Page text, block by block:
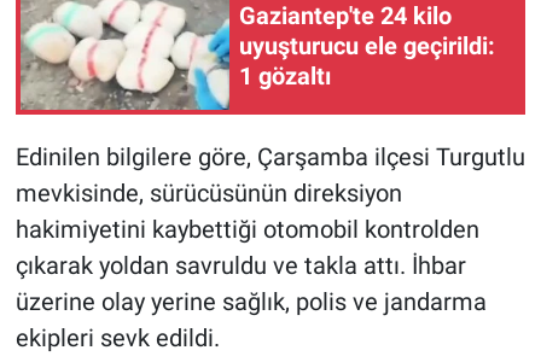
Gaziantep'te 24 kilo
uyuşturucu ele geçirildi:
1 gözaltı
Edinilen bilgilere göre, Çarşamba ilçesi Turgutlu
mevkisinde, sürücüsünün direksiyon
hakimiyetini kaybettiği otomobil kontrolden
çıkarak yoldan savruldu ve takla attı. İhbar
üzerine olay yerine sağlık, polis ve jandarma
ekipleri sevk edildi.